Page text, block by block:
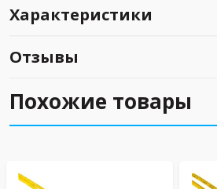
Характеристики
Отзывы
Похожие товары